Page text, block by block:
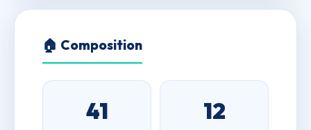
🏠 Composition
41 12